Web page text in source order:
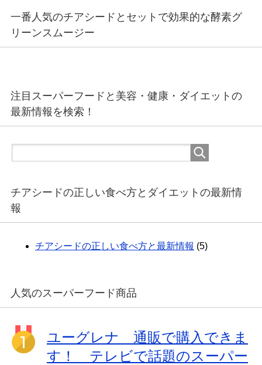
一番人気のチアシードとセットで効果的な酵素グ
リーンスムージー
注目スーパーフードと美容・健康・ダイエットの
最新情報を検索！
チアシードの正しい食べ方とダイエットの最新情
報
チアシードの正しい食べ方と最新情報 (5)
人気のスーパーフード商品
ユーグレナ 通販で購入できま
す！ テレビで話題のスーパー